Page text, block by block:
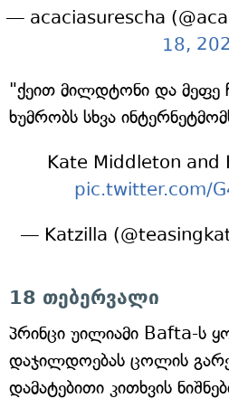
— acaciasurescha
18,
"ქეით მილდტონი და
ხუმრობს სხვა
Kate Middleton and
pic.twitter.com/
— Katzilla
18 თებერვალი
პრინცი უილიამი Bafta-ს
დაჯილდოებას ცოლის
დამატებითი კითხვის